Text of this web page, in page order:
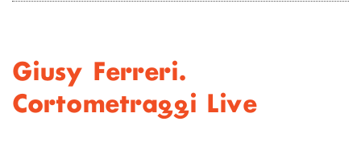
Giusy Ferreri.
Cortometraggi Live